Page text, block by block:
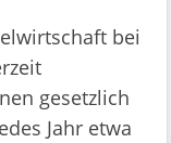
bei
gesetzlich
Jahr etwa